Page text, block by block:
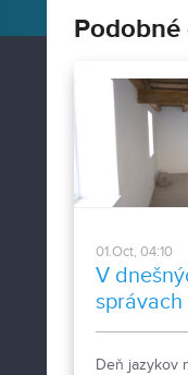
Podobné
01.Oct, 04:10
V
Deň jazykov